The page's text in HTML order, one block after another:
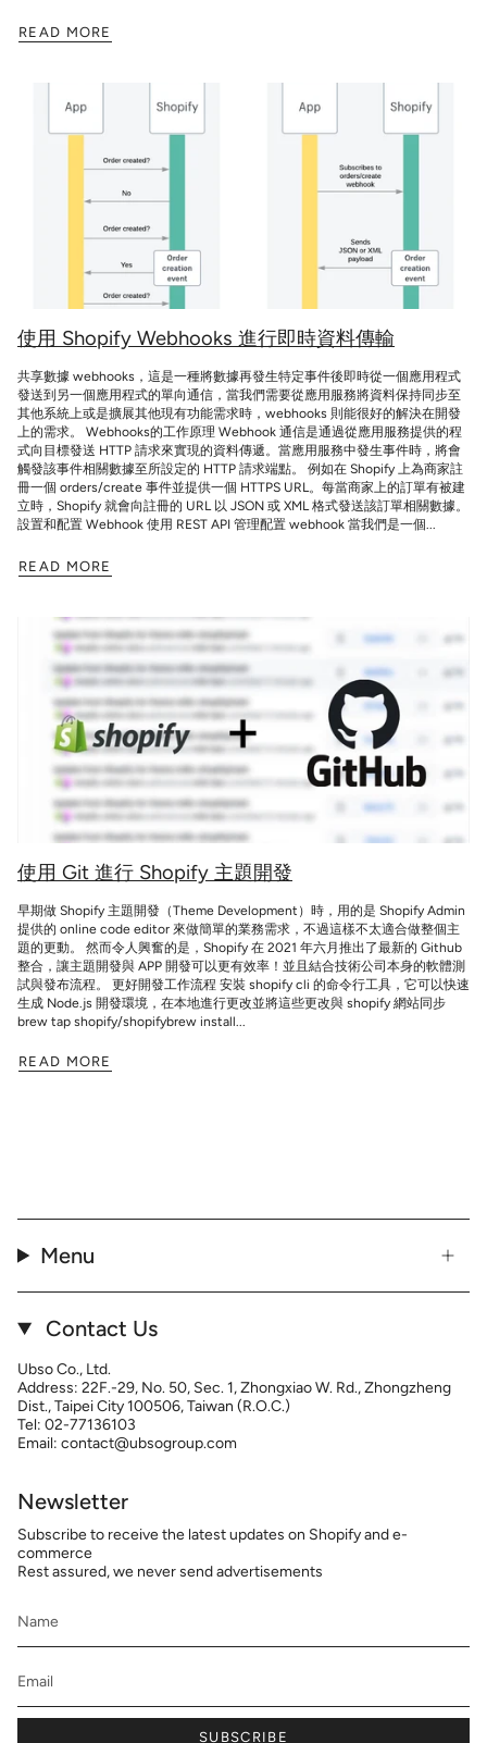
READ MORE
使用 Shopify Webhooks 進行即時資料傳輸
共享數據 webhooks，這是一種將數據再發生特定事件後即時從一個應用程式
發送到另一個應用程式的單向通信，當我們需要從應用服務將資料保持同步至
其他系統上或是擴展其他現有功能需求時，webhooks 則能很好的解決在開發
上的需求。 Webhooks的工作原理 Webhook 通信是通過從應用服務提供的程
式向目標發送 HTTP 請求來實現的資料傳遞。當應用服務中發生事件時，將會
觸發該事件相關數據至所設定的 HTTP 請求端點。 例如在 Shopify 上為商家註
冊一個 orders/create 事件並提供一個 HTTPS URL。每當商家上的訂單有被建
立時，Shopify 就會向註冊的 URL 以 JSON 或 XML 格式發送該訂單相關數據。
設置和配置 Webhook 使用 REST API 管理配置 webhook 當我們是一個...
READ MORE
使用 Git 進行 Shopify 主題開發
早期做 Shopify 主題開發（Theme Development）時，用的是 Shopify Admin
提供的 online code editor 來做簡單的業務需求，不過這樣不太適合做整個主
題的更動。 然而令人興奮的是，Shopify 在 2021 年六月推出了最新的 Github
整合，讓主題開發與 APP 開發可以更有效率！並且結合技術公司本身的軟體測
試與發布流程。 更好開發工作流程 安裝 shopify cli 的命令行工具，它可以快速
生成 Node.js 開發環境，在本地進行更改並將這些更改與 shopify 網站同步
brew tap shopify/shopifybrew install...
READ MORE
Menu
Contact Us
Ubso Co., Ltd.
Address: 22F.-29, No. 50, Sec. 1, Zhongxiao W. Rd., Zhongzheng
Dist., Taipei City 100506, Taiwan (R.O.C.)
Tel: 02-77136103
Email: contact@ubsogroup.com
Newsletter
Subscribe to receive the latest updates on Shopify and e-
commerce
Rest assured, we never send advertisements
SUBSCRIBE